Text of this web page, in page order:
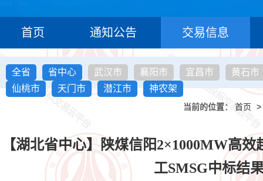
首页 通知公告 交易信息
全省 省中心 武汉市 襄阳市 宜昌市
黄石市
仙桃市
天门市 潜江市 神农架
当前的位置： 首页 >
【湖北省中心】陕煤信阳2×1000MW高
工SMSG中标结